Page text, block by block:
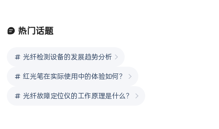
热门话题
光纤检测设备的发展趋势分析
红光笔在实际使用中的体验如何？
光纤故障定位仪的工作原理是什么？